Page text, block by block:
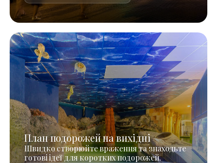
План подорожей на вихідні
Швидко створюйте враження та знаходьте
готові ідеї для коротких подорожей.